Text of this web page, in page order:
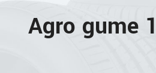
Agro gume